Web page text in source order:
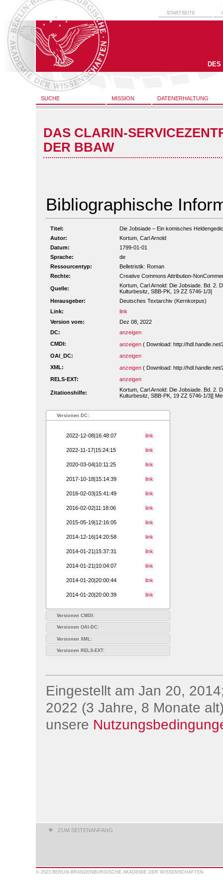
STARTSEITE
SUCHE MISSION DATENERHALTUNG
DAS CLARIN-
DER BBAW
Bibliographische
Titel:
Die Jobsiade – Ein komisches
Autor:
Kortum, Carl Arnold
Datum:
1799-01-01
Sprache:
de
Ressourcentyp:
Belletristik: Roman
Rechte:
Creative Commons Attribution-
Quelle:
Kortum, Carl Arnold: Die Jobsiade. Bd. 2.
Kulturbesitz, SBB-PK, 19 ZZ 5746-1/3]
Herausgeber:
Deutsches Textarchiv (Kernkorpus)
Link:
link
Version vom:
Dez 08, 2022
DC:
anzeigen
CMDI:
anzeigen ( Download: http://
OAI_DC:
anzeigen
XML:
anzeigen ( Download: http://
RELS-EXT:
anzeigen
Zitationshilfe:
Kortum, Carl Arnold: Die Jobsiade. Bd. 2.
Kulturbesitz, SBB-PK, 19 ZZ 5746-1/3][
Versionen DC:
2022-12-08|16:48:07 link
2022-11-17|15:24:15 link
2020-03-04|10:11:25 link
2017-10-18|15:14:39 link
2016-02-03|15:41:49 link
2016-02-02|11:18:06 link
2015-05-19|12:16:05 link
2014-12-16|14:20:58 link
2014-01-21|15:37:31 link
2014-01-21|10:04:07 link
2014-01-20|20:00:44 link
2014-01-20|20:00:39 link
Versionen CMDI:
Versionen OAI-DC:
Versionen XML:
Versionen RELS-EXT:
Eingestellt am Jan 20,
2022 (3 Jahre, 8 Monate
unsere
ZUM SEITENANFANG
© 2023 BERLIN-BRANDENBURGISCHE AKADEMIE DER WISSENSCHAFTEN